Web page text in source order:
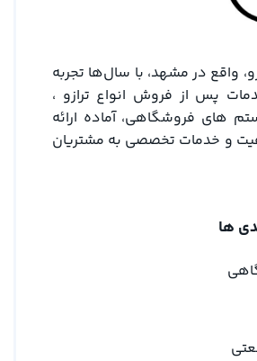
واقع در مشهد، با سال‌ها تجربه
پس از فروش انواع ترازو ،
های فروشگاهی، آماده ارائه
و خدمات تخصصی به مشتریان
ها